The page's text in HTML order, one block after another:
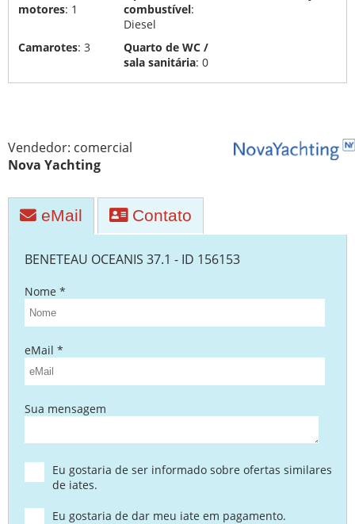
Reciclagem
eliminação
iates
iate
naval
motores: 1
combustível:
Diesel
Camarotes: 3
Quarto de WC /
sala sanitária: 0
Vendedor: comercial
Nova Yachting
eMail Contato
BENETEAU OCEANIS 37.1 - ID 156153
Nome *
eMail *
Sua mensagem
Eu gostaria de ser informado sobre ofertas similares
de iates.
Eu gostaria de dar meu iate em pagamento.